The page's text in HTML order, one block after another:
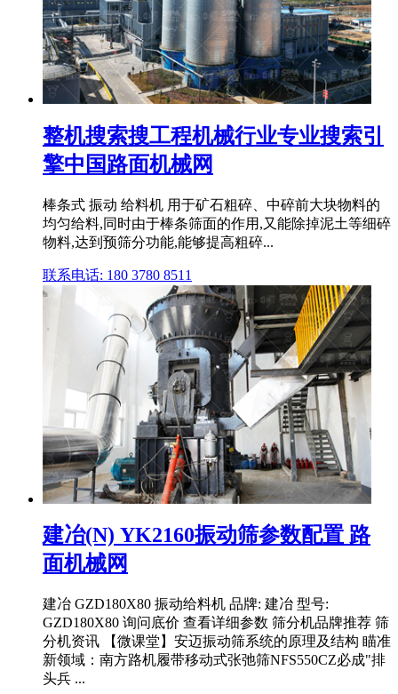
整机搜索搜工程机械行业专业搜索引
擎中国路面机械网
棒条式 振动 给料机 用于矿石粗碎、中碎前大块物料的
均匀给料,同时由于棒条筛面的作用,又能除掉泥土等细碎
物料,达到预筛分功能,能够提高粗碎...
联系电话: 180 3780 8511
建冶(N) YK2160振动筛参数配置 路
面机械网
建冶 GZD180X80 振动给料机 品牌: 建冶 型号:
GZD180X80 询问底价 查看详细参数 筛分机品牌推荐 筛
分机资讯 【微课堂】安迈振动筛系统的原理及结构 瞄准
新领域：南方路机履带移动式张弛筛NFS550CZ必成"排
头兵 ...